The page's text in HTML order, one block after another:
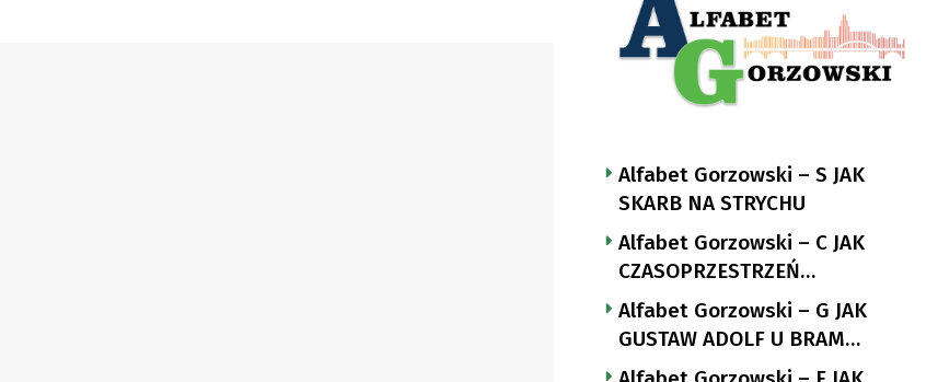
Alfabet Gorzowski – S JAK
SKARB NA STRYCHU
Alfabet Gorzowski – C JAK
CZASOPRZESTRZEŃ
NUTTGENSA
Alfabet Gorzowski – G JAK
GUSTAW ADOLF U BRAM
LANDSBERGA